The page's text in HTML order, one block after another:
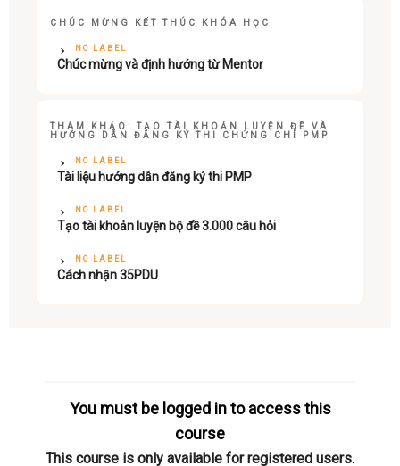
You must be logged in to access this
course
This course is only available for registered users.
CHÚC MỪNG KẾT THÚC KHÓA HỌC
NO LABEL
Chúc mừng và định hướng từ Mentor
THAM KHẢO: TẠO TÀI KHOẢN LUYỆN ĐỀ VÀ
HƯỚNG DẪN ĐĂNG KÝ THI CHỨNG CHỈ PMP
NO LABEL
Tài liệu hướng dẫn đăng ký thi PMP
NO LABEL
Tạo tài khoản luyện bộ đề 3.000 câu hỏi
NO LABEL
Cách nhận 35PDU